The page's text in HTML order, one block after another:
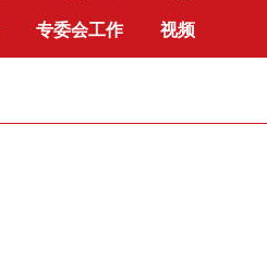
专委会工作 视频